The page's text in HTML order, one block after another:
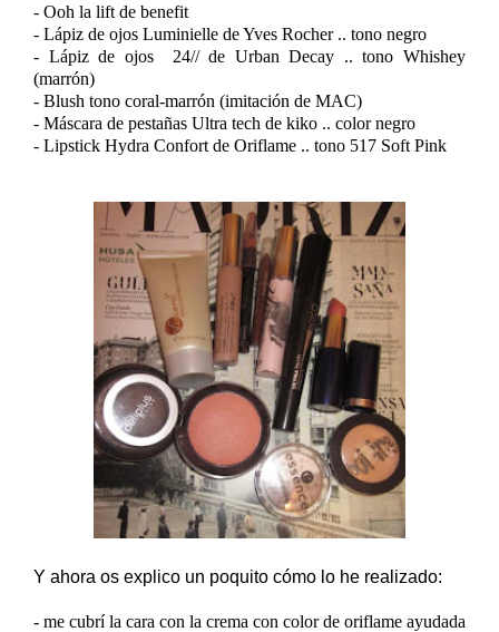
- Ooh la lift de benefit
- Lápiz de ojos Luminielle de Yves Rocher .. tono negro
- Lápiz de ojos 24// de Urban Decay .. tono Whishey
(marrón)
- Blush tono coral-marrón (imitación de MAC)
- Máscara de pestañas Ultra tech de kiko .. color negro
- Lipstick Hydra Confort de Oriflame .. tono 517 Soft Pink
Y ahora os explico un poquito cómo lo he realizado:
- me cubrí la cara con la crema con color de oriflame ayudada